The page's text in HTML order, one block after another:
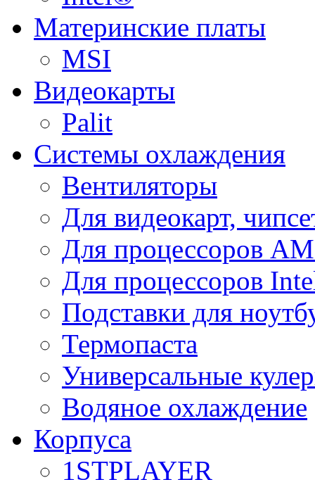
Материнские платы
MSI
Видеокарты
Palit
Системы охлаждения
Вентиляторы
Для видеокарт,
Для процессоров
Для процессоров
Подставки для
Термопаста
Универсальные
Водяное охлаждение
Корпуса
1STPLAYER